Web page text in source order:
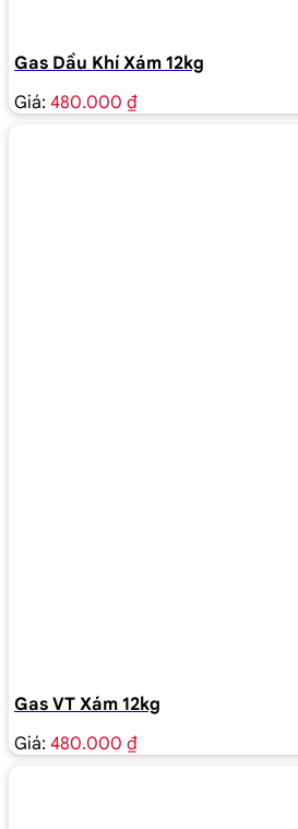
Gas Dầu Khí Xám 12kg
Giá: 480.000 ₫
Gas VT Xám 12kg
Giá: 480.000 ₫